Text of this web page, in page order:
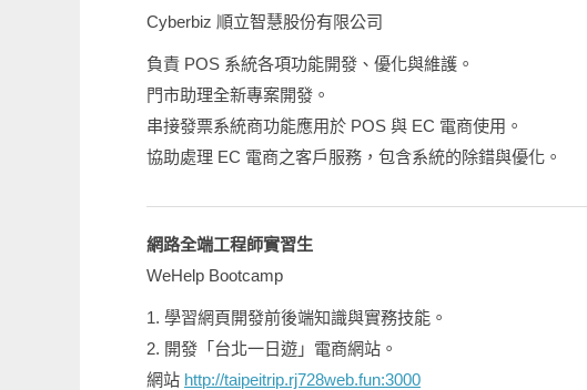
Cyberbiz 順立智慧股份有限公司
負責 POS 系統各項功能開發、優化與維護。
門市助理全新專案開發。
串接發票系統商功能應用於 POS 與 EC 電商使用。
協助處理 EC 電商之客戶服務，包含系統的除錯與優化。
網路全端工程師實習生
WeHelp Bootcamp
1. 學習網頁開發前後端知識與實務技能。
2. 開發「台北一日遊」電商網站。
網站 http://taipeitrip.rj728web.fun:3000